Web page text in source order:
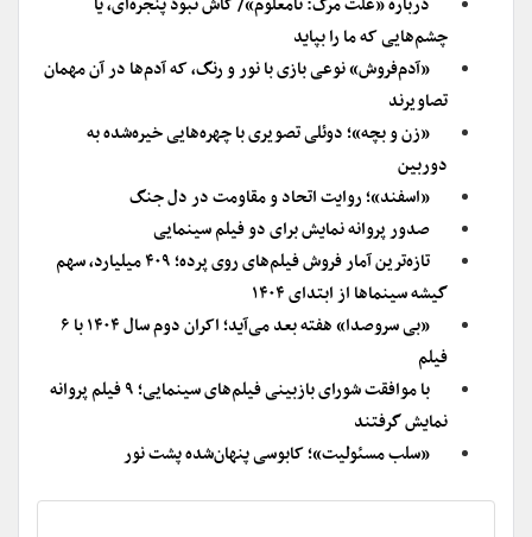
چشم‌هایی که ما را بپاید
«آدم‌فروش» نوعی بازی با نور و رنگ، که آدم‌ها در آن مهمان
تصاویرند
«زن و بچه»؛ دوئلی تصویری با چهره‌هایی خیره‌شده به
دوربین
«اسفند»‌؛ روایت اتحاد و مقاومت در دل جنگ
صدور پروانه نمایش برای دو فیلم سینمایی
تازه‌ترین آمار فروش فیلم‌های روی پرده؛ ۴۰۹ میلیارد، سهم
گیشه سینماها از ابتدای ۱۴۰۴
«بی سروصدا» هفته بعد می‌آید؛ اکران دوم سال ۱۴۰۴ با ۶
فیلم
با موافقت شورای بازبینی فیلم‌های سینمایی؛ ۹ فیلم پروانه
نمایش گرفتند
«سلب مسئولیت»؛‌ کابوسی پنهان‌شده پشت نور